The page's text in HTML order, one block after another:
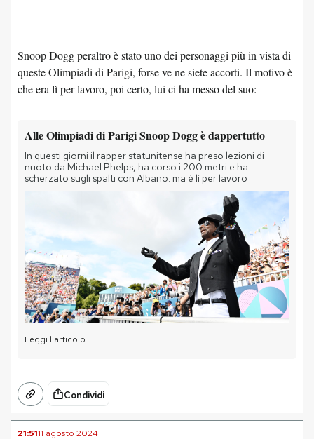
Snoop Dogg peraltro è stato uno dei personaggi più in vista di
queste Olimpiadi di Parigi, forse ve ne siete accorti. Il motivo è
che era lì per lavoro, poi certo, lui ci ha messo del suo:
Alle Olimpiadi di Parigi Snoop Dogg è dappertutto
In questi giorni il rapper statunitense ha preso lezioni di
nuoto da Michael Phelps, ha corso i 200 metri e ha
scherzato sugli spalti con Albano: ma è lì per lavoro
Leggi l'articolo
Condividi
21:5111 agosto 2024